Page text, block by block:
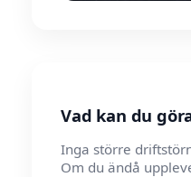
Vad kan du
Inga större
Om du ändå